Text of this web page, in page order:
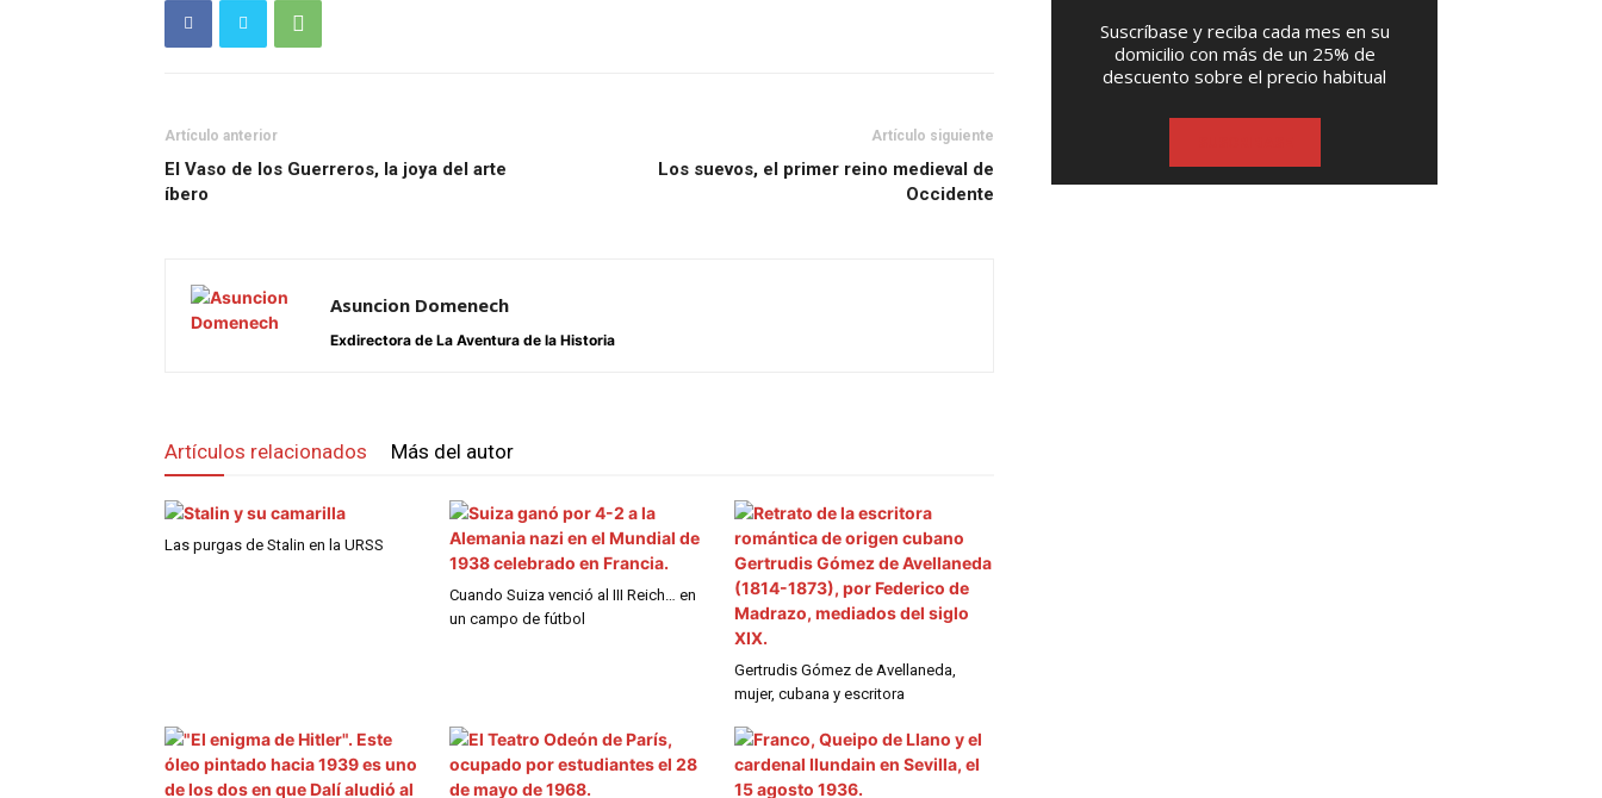
Artículo anterior
El Vaso de los Guerreros, la joya del arte
íbero
Artículo siguiente
Los suevos, el primer reino medieval de
Occidente
Asuncion Domenech
Exdirectora de La Aventura de la Historia
Artículos relacionados Más del autor
Las purgas de Stalin en la URSS
Cuando Suiza venció al III Reich… en
un campo de fútbol
Gertrudis Gómez de Avellaneda,
mujer, cubana y escritora
Suscríbase y reciba cada mes en su
domicilio con más de un 25% de
descuento sobre el precio habitual